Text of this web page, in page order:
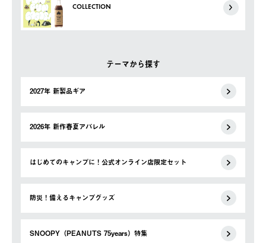
COLLECTION
テーマから探す
2027年 新製品ギア
2026年 新作春夏アパレル
はじめてのキャンプに！公式オンライン店限定セット
防災！備えるキャンプグッズ
SNOOPY（PEANUTS 75years）特集